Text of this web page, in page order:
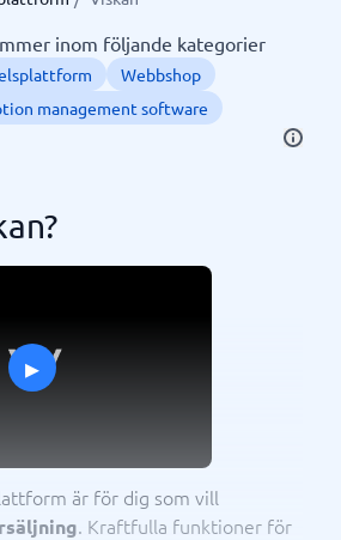
inom följande kategorier
Webbshop
management software
▸
är för dig som vill
. Kraftfulla funktioner för